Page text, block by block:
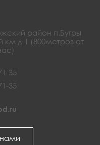
район п.Бугры
км д 1 (800метров от
35
35
нами